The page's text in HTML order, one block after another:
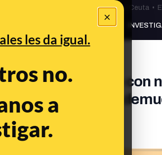
×
les da igual.
no.
a
Especial Ceuta•Bulos Ceuta •
PREBUNKING
“nos fumigan
que lo ilustra no